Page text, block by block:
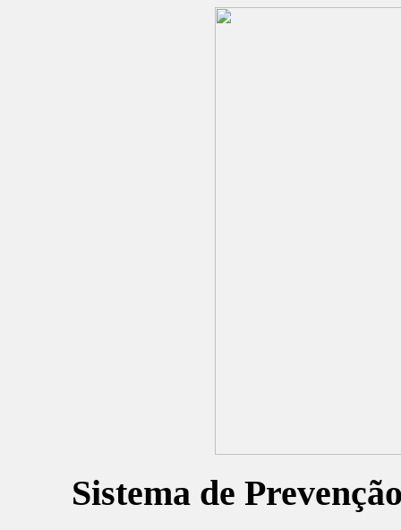
Sistema de